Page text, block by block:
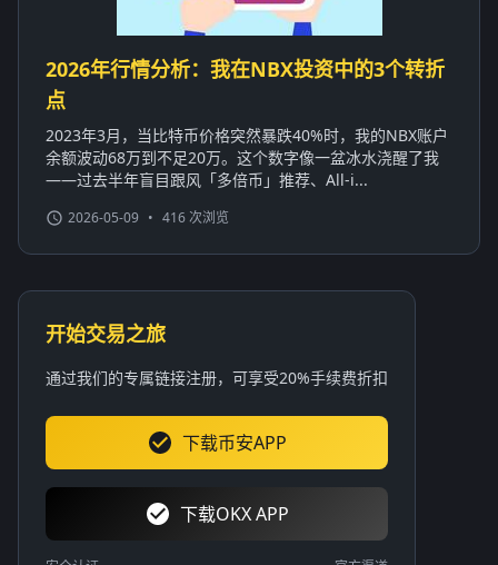
2026年行情分析：我在NBX投资中的3个转折
点
2023年3月，当比特币价格突然暴跌40%时，我的NBX账户
余额波动68万到不足20万。这个数字像一盆冰水浇醒了我
——过去半年盲目跟风「多倍币」推荐、All-i...
2026-05-09 • 416 次浏览
开始交易之旅
通过我们的专属链接注册，可享受20%手续费折扣
下载币安APP
下载OKX APP